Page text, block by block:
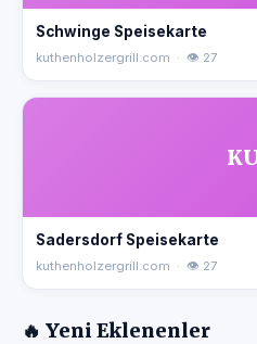
Schwinge Speisekarte
kuthenholzergrill.com · 👁 27
Sadersdorf Speisekarte
kuthenholzergrill.com · 👁 27
🔥 Yeni Eklenenler